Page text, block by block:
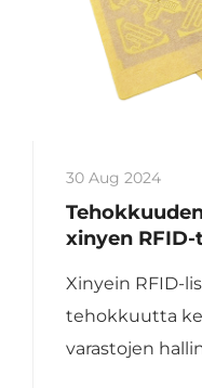
30 Aug 2024
xinyen
Xinyein RFID-
tehokkuutta
varastojen